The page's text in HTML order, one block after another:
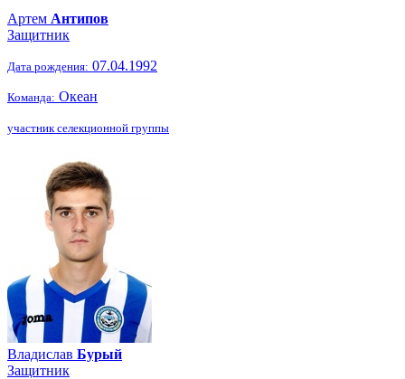
Артем Антипов
Защитник
Дата рождения: 07.04.1992
Команда: Океан
участник селекционной группы
Владислав Бурый
Защитник